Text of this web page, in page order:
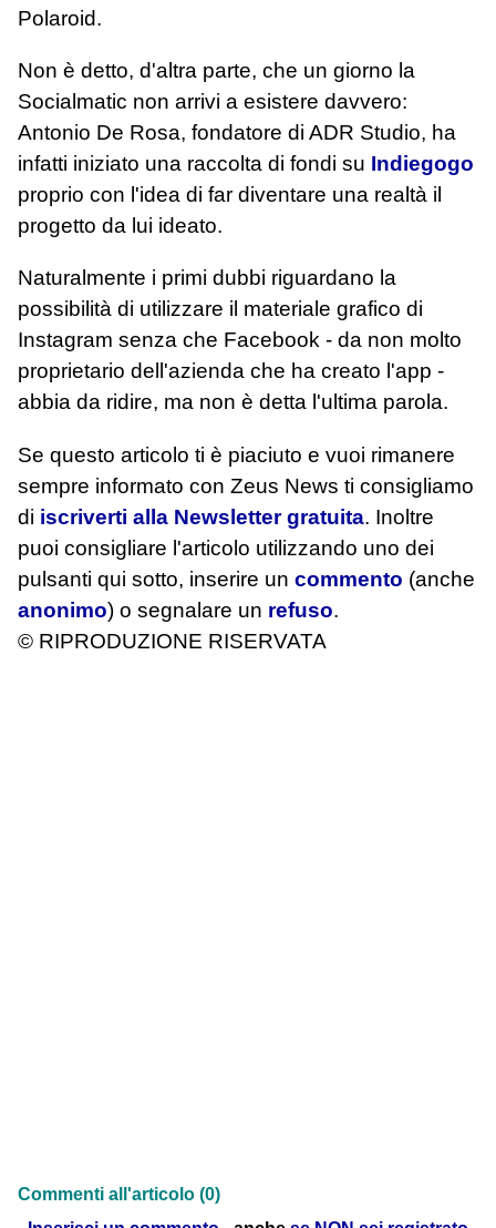
Polaroid.
Non è detto, d'altra parte, che un giorno la
Socialmatic non arrivi a esistere davvero:
Antonio De Rosa, fondatore di ADR Studio, ha
infatti iniziato una raccolta di fondi su Indiegogo
proprio con l'idea di far diventare una realtà il
progetto da lui ideato.
Naturalmente i primi dubbi riguardano la
possibilità di utilizzare il materiale grafico di
Instagram senza che Facebook - da non molto
proprietario dell'azienda che ha creato l'app -
abbia da ridire, ma non è detta l'ultima parola.
Se questo articolo ti è piaciuto e vuoi rimanere
sempre informato con Zeus News ti consigliamo
di iscriverti alla Newsletter gratuita. Inoltre
puoi consigliare l'articolo utilizzando uno dei
pulsanti qui sotto, inserire un commento (anche
anonimo) o segnalare un refuso.
© RIPRODUZIONE RISERVATA
Commenti all'articolo (0)